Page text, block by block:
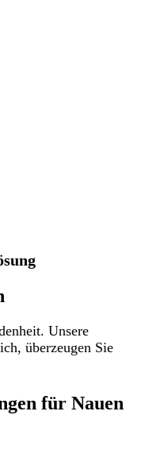
Unsere
überzeugen Sie
für Nauen